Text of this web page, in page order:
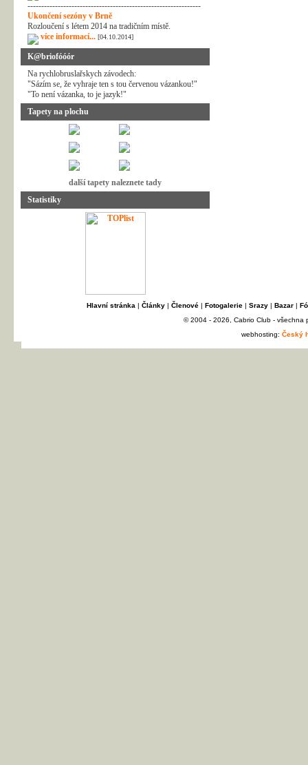
---------------------------------------------------------------
Ukončení sezóny v Brně
Rozloučení s létem 2014 na tradičním místě.
více informací... [04.10.2014]
K@briofóóór
Na rychlobruslařskych závodech:
"Sázím se, že vyhraje ten s tou červenou vázankou!"
"To není vázanka, to je jazyk!"
Tapety na plochu
další tapety naleznete tady
Statistiky
Hlavní stránka | Články| Členové| Fotogalerie| Srazy| Bazar|
© 2004 - 2026, Cabrio Club - všechna
webhosting: Český